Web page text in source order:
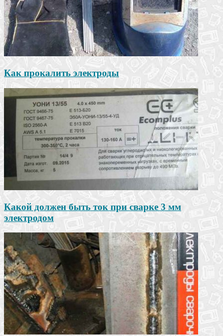
Как прокалить электроды
Какой должен быть ток при сварке 3 мм
электродом